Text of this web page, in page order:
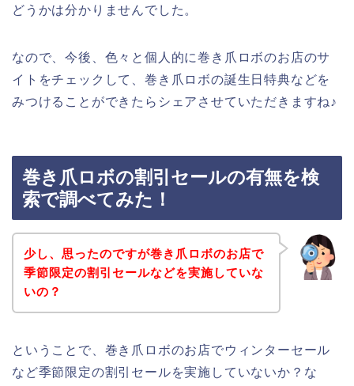
どうかは分かりませんでした。
なので、今後、色々と個人的に巻き爪ロボのお店のサ
イトをチェックして、巻き爪ロボの誕生日特典などを
みつけることができたらシェアさせていただきますね♪
巻き爪ロボの割引セールの有無を検
索で調べてみた！
少し、思ったのですが巻き爪ロボのお店で
季節限定の割引セールなどを実施していな
いの？
ということで、巻き爪ロボのお店でウィンターセール
など季節限定の割引セールを実施していないか？な